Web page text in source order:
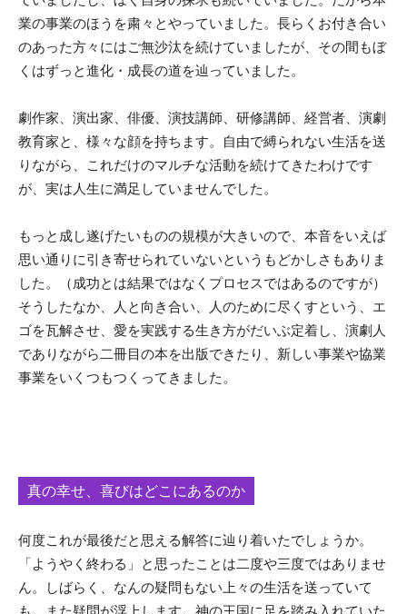
業の事業のほうを粛々とやっていました。長らくお付き合い
のあった方々にはご無沙汰を続けていましたが、その間もぼ
くはずっと進化・成長の道を辿っていました。
劇作家、演出家、俳優、演技講師、研修講師、経営者、演劇
教育家と、様々な顔を持ちます。自由で縛られない生活を送
りながら、これだけのマルチな活動を続けてきたわけです
が、実は人生に満足していませんでした。
もっと成し遂げたいものの規模が大きいので、本音をいえば
思い通りに引き寄せられていないというもどかしさもありま
した。（成功とは結果ではなくプロセスではあるのですが）
そうしたなか、人と向き合い、人のために尽くすという、エ
ゴを瓦解させ、愛を実践する生き方がだいぶ定着し、演劇人
でありながら二冊目の本を出版できたり、新しい事業や協業
事業をいくつもつくってきました。
真の幸せ、喜びはどこにあるのか
何度これが最後だと思える解答に辿り着いたでしょうか。
「ようやく終わる」と思ったことは二度や三度ではありませ
ん。しばらく、なんの疑問もない上々の生活を送っていて